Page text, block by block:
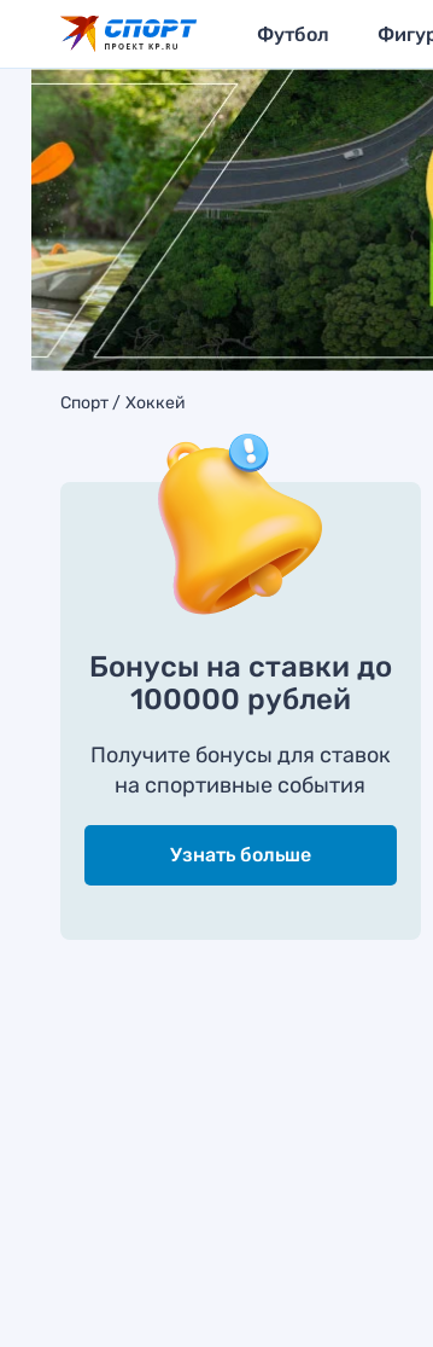
Футбол
Спорт Хоккей
Бонусы на ставки до
100000 рублей
Получите бонусы для ставок
на спортивные события
Узнать больше